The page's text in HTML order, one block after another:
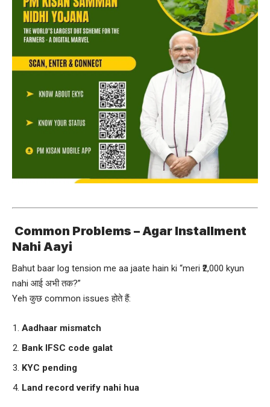
Common Problems – Agar Installment
Nahi Aayi
Bahut baar log tension me aa jaate hain ki “meri ₹2,000 kyun
nahi आई अभी तक?”
Yeh कुछ common issues होते हैं:
Aadhaar mismatch
Bank IFSC code galat
KYC pending
Land record verify nahi hua